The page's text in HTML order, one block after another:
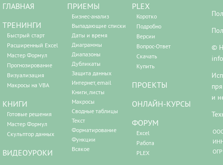
ГЛАВНАЯ
ТРЕНИНГИ
Быстрый старт
Расширенный Excel
Мастер Формул
Прогнозирование
Визуализация
Макросы на VBA
КНИГИ
Готовые решения
Мастер Формул
Скульптор данных
ВИДЕОУРОКИ
ПРИЕМЫ
Бизнес-анализ
Выпадающие списки
Даты и время
Диаграммы
Диапазоны
Дубликаты
Защита данных
Интернет, email
Книги, листы
Макросы
Сводные таблицы
Текст
Форматирование
Функции
Всякое
PLEX
Коротко
Подробно
Версии
Вопрос-Ответ
Скачать
Купить
ПРОЕКТЫ
ОНЛАЙН-КУРСЫ
ФОРУМ
Excel
Работа
PLEX
©
и